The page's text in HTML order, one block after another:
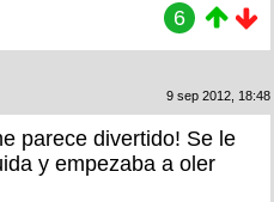
6
9 sep 2012, 18:48
parece divertido! Se le
y empezaba a oler